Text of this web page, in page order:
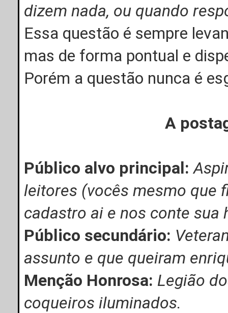
dizem nada, ou quando
Essa questão é sempre
mas de forma pontual e
Porém a questão nunca é
A
Público alvo principal:
leitores (vocês mesmo que
cadastro ai e nos conte sua
Público secundário:
assunto e que queiram
Menção Honrosa: Legião
coqueiros iluminados.